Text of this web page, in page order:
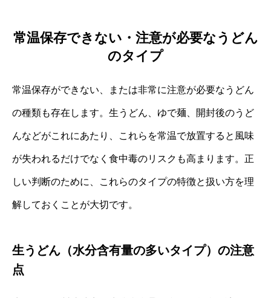
常温保存できない・注意が必要なうどん
のタイプ
常温保存ができない、または非常に注意が必要なうどん
の種類も存在します。生うどん、ゆで麺、開封後のうど
んなどがこれにあたり、これらを常温で放置すると風味
が失われるだけでなく食中毒のリスクも高まります。正
しい判断のために、これらのタイプの特徴と扱い方を理
解しておくことが大切です。
生うどん（水分含有量の多いタイプ）の注意
点